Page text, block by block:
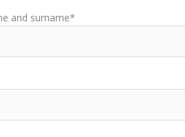
and surname*